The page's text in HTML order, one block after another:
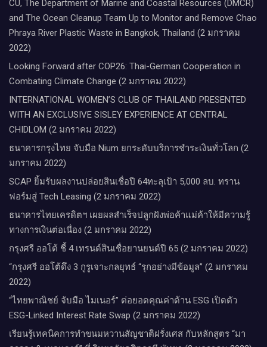
CU, The Department of Marine and Coastal Resources (DMCR)
and The Ocean Cleanup Team Up to Monitor and Remove Chao
Phraya River Plastic Waste in Bangkok, Thailand (2 มกราคม
2022)
Looking Forward after COP26: Thai-German Cooperation in
Combating Climate Change (2 มกราคม 2022)
INTERNATIONAL WOMEN’S CLUB OF THAILAND PRESENTED
WITH AN EXCLUSIVE SISLEY EXPERIENCE AT CENTRAL
CHIDLOM (2 มกราคม 2022)
ธนาคารกรุงไทย จับมือ Nium ยกระดับบริการชำระเงินทั่วโลก (2
มกราคม 2022)
SCAP ยิ้มรับผลงานปล่อยสินเชื่อปี 64ทะลุเป้า 5,000 ลบ. ทราน
ฟอร์มสู่ Tech Leasing (2 มกราคม 2022)
ธนาคารไทยเครดิตฯ เผยผลสำเร็จปลูกฝังพ่อค้าแม่ค้าให้มีความรู้
ทางการเงินต่อเนื่อง (2 มกราคม 2022)
กรุงศรี ออโต้ ชี้ 4 เทรนด์สินเชื่อยานยนต์ปี 65 (2 มกราคม 2022)
“กรุงศรี ออโต้ดึง 3 กูรูเจาะกลยุทธ์ “รุกอย่างมีข้อมูล” (2 มกราคม
2022)
“ไทยพาณิชย์ จับมือ ไมเนอร์” ต่อยอดคุณค่าด้าน ESG เปิดตัว
ESG-Linked Interest Rate Swap (2 มกราคม 2022)
เรียนรู้เทคนิคการทำขนมหวานสัญชาติฝรั่งเศส กับหลักสูตร “มา